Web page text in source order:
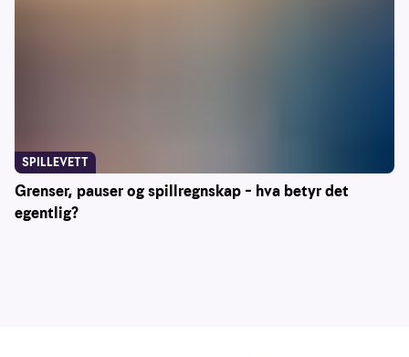
Grenser, pauser og spillregnskap – hva betyr det
egentlig?
SPILLEVETT